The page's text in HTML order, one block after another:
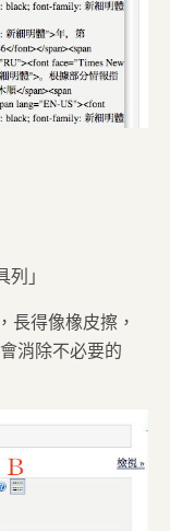
」
長得像橡皮擦，
消除不必要的